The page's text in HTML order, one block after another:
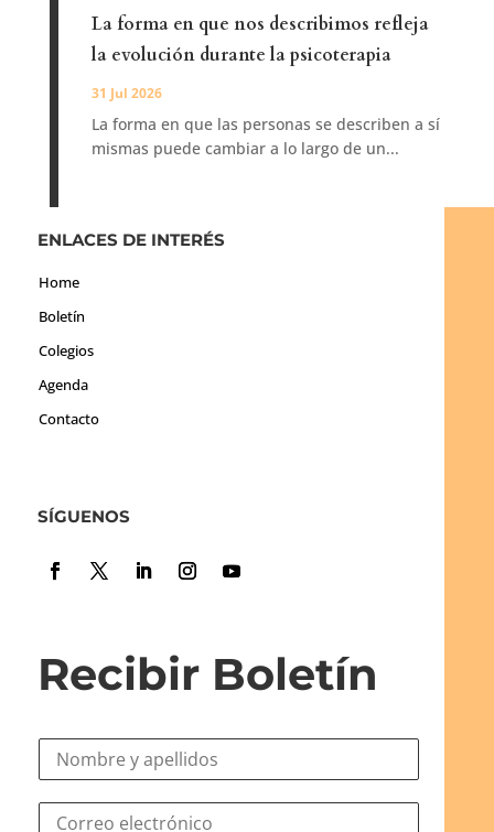
La forma en que nos describimos refleja
la evolución durante la psicoterapia
31 Jul 2026
La forma en que las personas se describen a sí
mismas puede cambiar a lo largo de un...
ENLACES DE INTERÉS
Home
Boletín
Colegios
Agenda
Contacto
SÍGUENOS
Recibir Boletín
N
N
C